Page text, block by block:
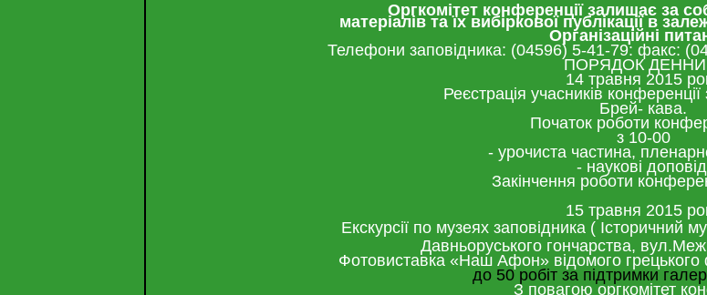
Оргкомітет конференції залишає за
матеріалів та їх вибіркової публікації в
Організаційні
Телефони заповідника: (04596) 5-41-79: факс:
ПОРЯДОК
14 травня 2015
Реєстрація учасників
Брей- кава.
Початок роботи
з 10-00
- урочиста частина,
- наукові
Закінчення роботи
15 травня 2015
Екскурсії по музеях заповідника ( Історичний
Давньоруського гончарства,
Фотовиставка «Наш Афон» відомого
до 50 робіт за підтримки
З повагою оргкомітет